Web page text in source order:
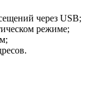
через USB;
режиме;